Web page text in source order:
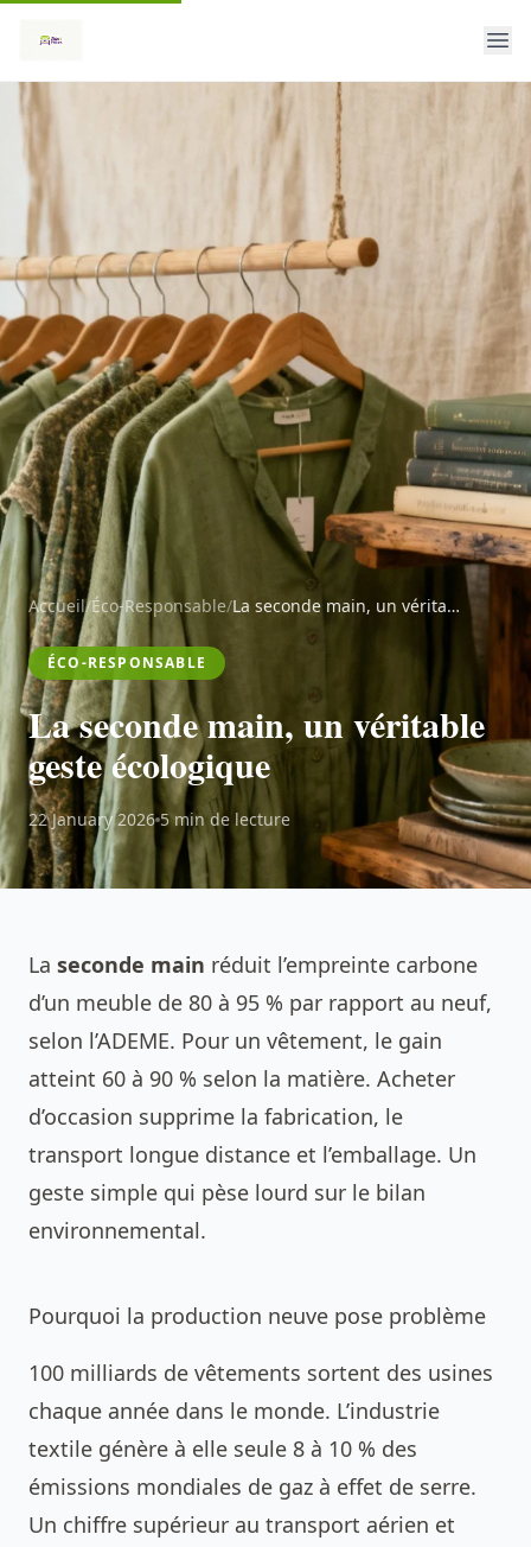
Accueil/Éco-Responsable/ La seconde main, un véritable geste écologique
ÉCO-RESPONSABLE
La seconde main, un véritable
geste écologique
22 January 2026 5 min de lecture
La seconde main réduit l’empreinte carbone
d’un meuble de 80 à 95 % par rapport au neuf,
selon l’ADEME. Pour un vêtement, le gain
atteint 60 à 90 % selon la matière. Acheter
d’occasion supprime la fabrication, le
transport longue distance et l’emballage. Un
geste simple qui pèse lourd sur le bilan
environnemental.
Pourquoi la production neuve pose problème
100 milliards de vêtements sortent des usines
chaque année dans le monde. L’industrie
textile génère à elle seule 8 à 10 % des
émissions mondiales de gaz à effet de serre.
Un chiffre supérieur au transport aérien et